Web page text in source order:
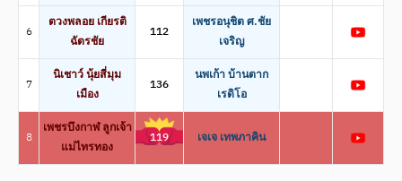
6
ตวงพลอย เกียรติ
ฉัตรชัย
112
เพชรอนุชิต ศ.ชัย
เจริญ
7
นิเชาว์ นุ้ยสี่มุม
เมือง
136
นพเก้า บ้านตาก
เรดิโอ
8
เพชรบึงกาฬ ลูกเจ้า
แม่ไทรทอง
119 เจเจ เทพภาคิน